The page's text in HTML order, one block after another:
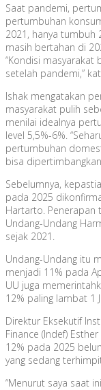
Saat pandemi,
pertumbuhan
2021, hanya tumbuh
masih bertahan di
“Kondisi masyarakat
setelah pandemi,”
Ishak mengatakan
masyarakat pulih
menilai idealnya
level 5,5%-6%.
pertumbuhan
bisa
Sebelumnya,
pada 2025
Hartarto. Penerapan
Undang-Undang
sejak 2021.
Undang-Undang itu
menjadi 11% pada
UU juga
12% paling lambat 1
Direktur Eksekutif
Finance (Indef)
12% pada 2025
yang sedang
“Menurut saya saat